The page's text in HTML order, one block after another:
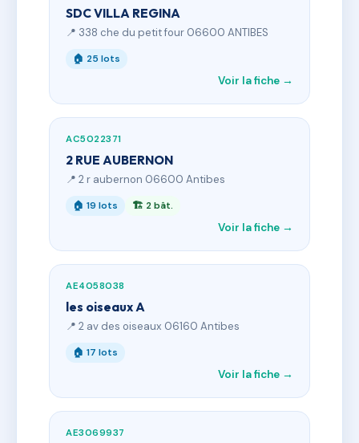
SDC VILLA REGINA
📍 338 che du petit four 06600 ANTIBES
🏠 25 lots
Voir la fiche →
AC5022371
2 RUE AUBERNON
📍 2 r aubernon 06600 Antibes
🏠 19 lots 🏗 2 bât.
Voir la fiche →
AE4058038
les oiseaux A
📍 2 av des oiseaux 06160 Antibes
🏠 17 lots
Voir la fiche →
AE3069937